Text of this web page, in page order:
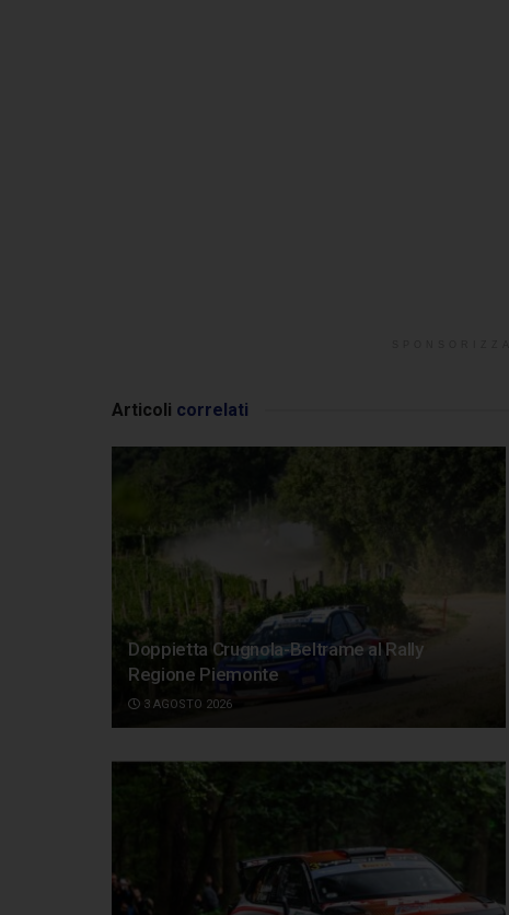
Articoli correlati
Doppietta Crugnola-Beltrame al Rally
Regione Piemonte
3 AGOSTO 2026